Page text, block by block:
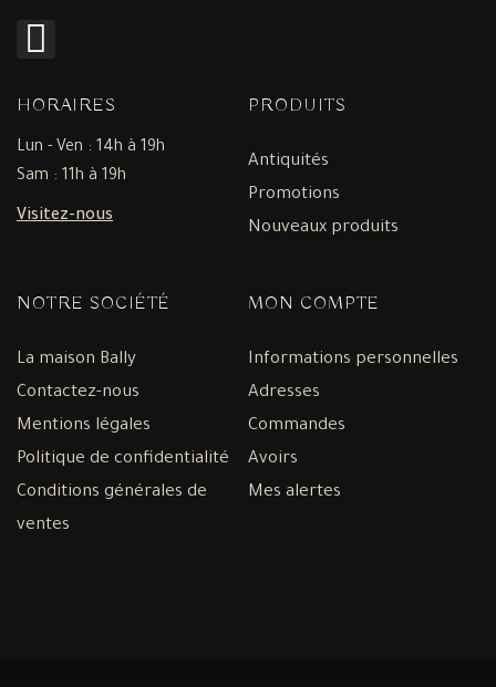
HORAIRES
Lun - Ven : 14h à 19h
Sam : 11h à 19h
Visitez-nous
PRODUITS
Antiquités
Promotions
Nouveaux produits
NOTRE SOCIÉTÉ
La maison Bally
Contactez-nous
Mentions légales
Politique de confidentialité
Conditions générales de
ventes
MON COMPTE
Informations personnelles
Adresses
Commandes
Avoirs
Mes alertes